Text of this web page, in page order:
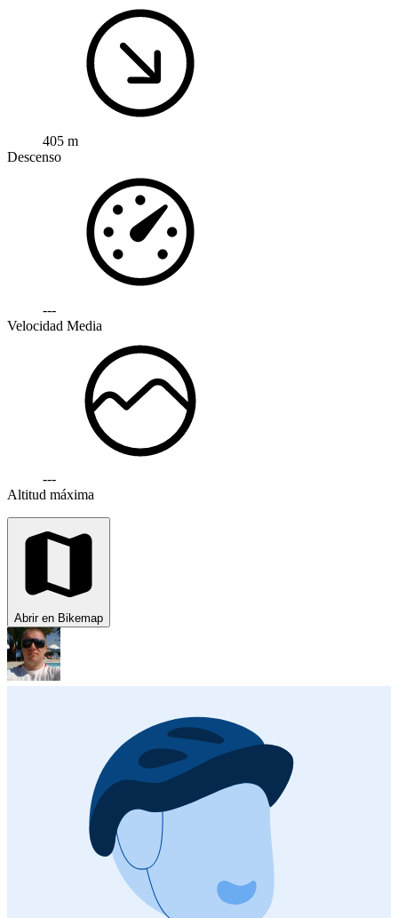
405 m
Descenso
---
Velocidad Media
---
Altitud máxima
Abrir en Bikemap